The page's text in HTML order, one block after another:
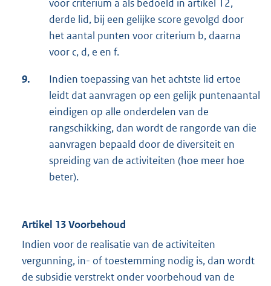
voor criterium a als bedoeld in artikel 12,
derde lid, bij een gelijke score gevolgd door
het aantal punten voor criterium b, daarna
voor c, d, e en f.
9.
Indien toepassing van het achtste lid ertoe
leidt dat aanvragen op een gelijk puntenaantal
eindigen op alle onderdelen van de
rangschikking, dan wordt de rangorde van die
aanvragen bepaald door de diversiteit en
spreiding van de activiteiten (hoe meer hoe
beter).
Artikel 13 Voorbehoud
Indien voor de realisatie van de activiteiten
vergunning, in- of toestemming nodig is, dan wordt
de subsidie verstrekt onder voorbehoud van de